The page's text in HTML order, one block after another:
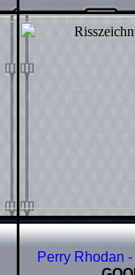
Perry Rhodan